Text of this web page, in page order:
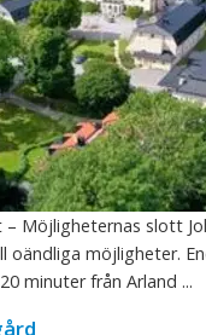
– Möjligheternas slott
oändliga möjligheter.
minuter från Arland ...